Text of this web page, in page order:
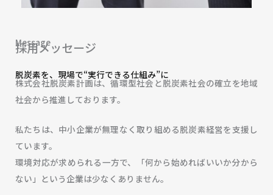
Message
採用メッセージ
脱炭素を、現場で“実行できる仕組み”に
株式会社脱炭素計画は、循環型社会と脱炭素社会の確立を地域
社会から推進しております。
私たちは、中小企業が無理なく取り組める脱炭素経営を支援し
ています。
環境対応が求められる一方で、「何から始めればいいか分から
ない」という企業は少なくありません。